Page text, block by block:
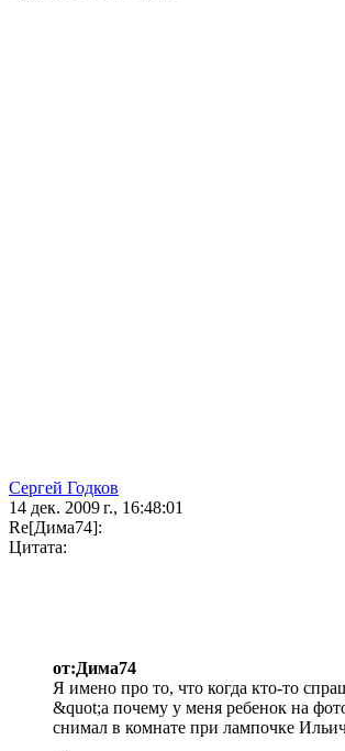
Сергей Годков
14 дек. 2009 г., 16:48:01
Re[Дима74]:
Цитата:
от:Дима74
Я имено про то, что когда кто-то
&quot;а почему у меня ребенок на
снимал в комнате при лампочке